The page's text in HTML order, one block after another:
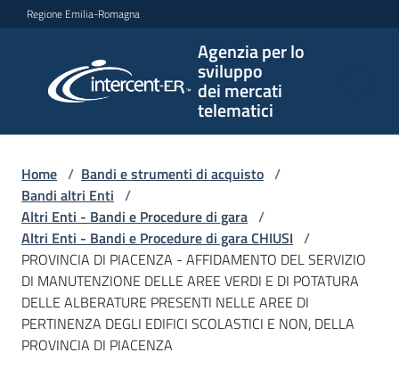
Vai al contenuto
Vai alla navigazione
Vai al footer
Regione Emilia-Romagna
Agenzia per lo
sviluppo
dei mercati
telematici
per lo
sviluppo
telematici
L'Agenzia
Bandi
e
Home / Bandi e strumenti di acquisto /
Bandi altri Enti /
Altri Enti - Bandi e Procedure di gara /
Altri Enti - Bandi e Procedure di gara CHIUSI /
PROVINCIA DI PIACENZA - AFFIDAMENTO DEL SERVIZIO
DI MANUTENZIONE DELLE AREE VERDI E DI POTATURA
DELLE ALBERATURE PRESENTI NELLE AREE DI
PERTINENZA DEGLI EDIFICI SCOLASTICI E NON, DELLA
PROVINCIA DI PIACENZA